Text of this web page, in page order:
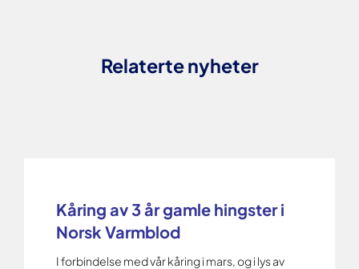
Relaterte nyheter
Kåring av 3 år gamle hingster i
Norsk Varmblod
I forbindelse med vår kåring i mars, og i lys av